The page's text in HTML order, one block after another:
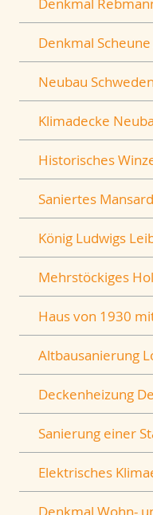
Denkmal
Neubau
Klimadecke
Historisches
Saniertes
König Ludwigs
Mehrstöckiges
Haus von 1930
Altbausanierung
Deckenheizung
Sanierung einer
Elektrisches
Denkmal Wohn-